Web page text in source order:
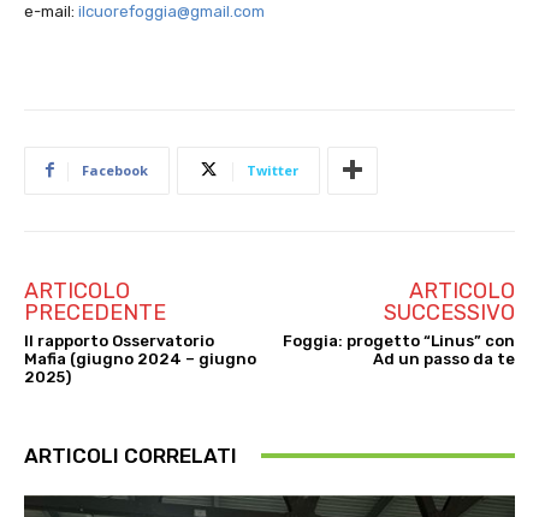
e-mail: ilcuorefoggia@gmail.com
Facebook Twitter
ARTICOLO
PRECEDENTE
II rapporto Osservatorio
Mafia (giugno 2024 – giugno
2025)
ARTICOLO
SUCCESSIVO
Foggia: progetto “Linus” con
Ad un passo da te
ARTICOLI CORRELATI